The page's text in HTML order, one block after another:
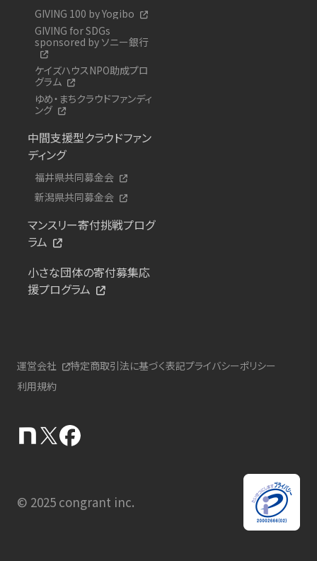
GIVING 100 by Yogibo
GIVING for SDGs
sponsored by ソニー銀行
ケイズハウスNPO助成プロ
グラム
ゆめ・まちクラウドファンディ
ング
中間支援型クラウドファン
ディング
福井県共同募金会
新潟県共同募金会
マンスリー寄付挑戦プログ
ラム
小さな団体の寄付募集応
援プログラム
運営会社 特定商取引法に基づく表記プライバシーポリシー
利用規約
© 2025 congrant inc.